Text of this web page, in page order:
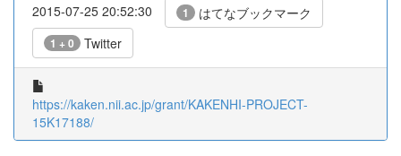
2015-07-25 20:52:30 1 はてなブックマーク
1 + 0 Twitter
https://kaken.nii.ac.jp/grant/KAKENHI-PROJECT-
15K17188/